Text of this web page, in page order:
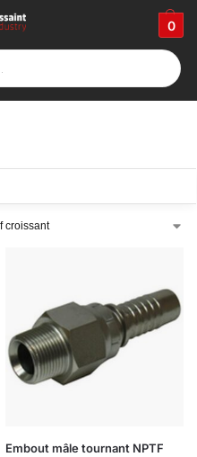
0
Embout mâle tournant NPTF